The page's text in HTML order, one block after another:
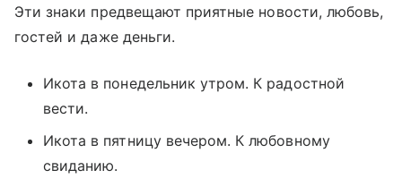
Эти знаки предвещают приятные новости, любовь,
гостей и даже деньги.
Икота в понедельник утром. К радостной
вести.
Икота в пятницу вечером. К любовному
свиданию.